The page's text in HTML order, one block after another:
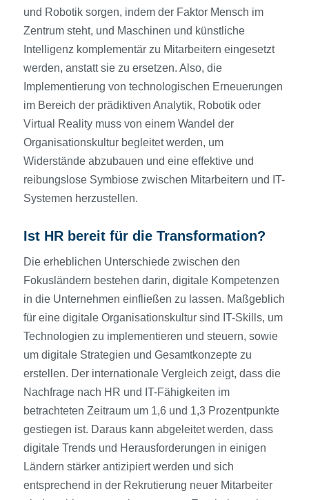
und Robotik sorgen, indem der Faktor Mensch im
Zentrum steht, und Maschinen und künstliche
Intelligenz komplementär zu Mitarbeitern eingesetzt
werden, anstatt sie zu ersetzen. Also, die
Implementierung von technologischen Erneuerungen
im Bereich der prädiktiven Analytik, Robotik oder
Virtual Reality muss von einem Wandel der
Organisationskultur begleitet werden, um
Widerstände abzubauen und eine effektive und
reibungslose Symbiose zwischen Mitarbeitern und IT-
Systemen herzustellen.
Ist HR bereit für die Transformation?
Die erheblichen Unterschiede zwischen den
Fokusländern bestehen darin, digitale Kompetenzen
in die Unternehmen einfließen zu lassen. Maßgeblich
für eine digitale Organisationskultur sind IT-Skills, um
Technologien zu implementieren und steuern, sowie
um digitale Strategien und Gesamtkonzepte zu
erstellen. Der internationale Vergleich zeigt, dass die
Nachfrage nach HR und IT-Fähigkeiten im
betrachteten Zeitraum um 1,6 und 1,3 Prozentpunkte
gestiegen ist. Daraus kann abgeleitet werden, dass
digitale Trends und Herausforderungen in einigen
Ländern stärker antizipiert werden und sich
entsprechend in der Rekrutierung neuer Mitarbeiter